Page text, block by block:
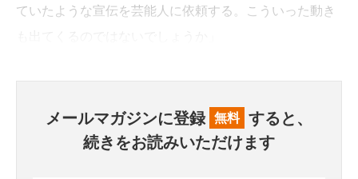
ていたような宣伝を芸能人に依頼する。こういった動き
メールマガジンに登録 無料 すると、
続きをお読みいただけます